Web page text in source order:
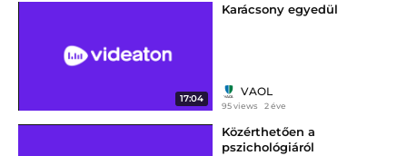
17:04
Karácsony egyedül
VAOL
95 views 2 éve
Közérthetően a
pszichológiáról